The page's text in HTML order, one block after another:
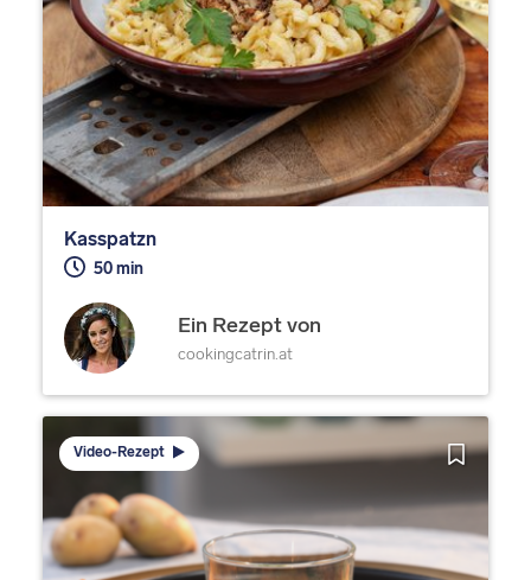
Kasspatzn
50 min
Ein Rezept von
cookingcatrin.at
Video-Rezept